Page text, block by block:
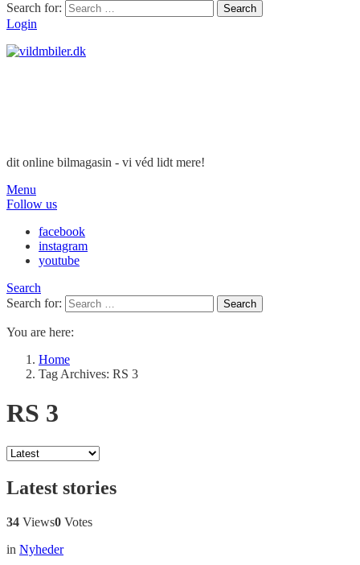
Search for:
Search
Login
dit online bilmagasin - vi véd lidt mere!
Menu
Follow us
facebook
instagram
youtube
Search
Search for:
Search
You are here:
Home
Tag Archives: RS 3
RS 3
Latest stories
34 Views0 Votes
in Nyheder